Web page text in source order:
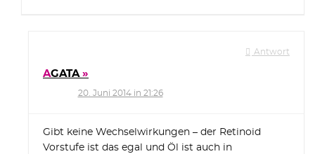
Antwort
AGATA
20. Juni 2014 in 21:26
Gibt keine Wechselwirkungen – der Retinoid
Vorstufe ist das egal und Öl ist auch in